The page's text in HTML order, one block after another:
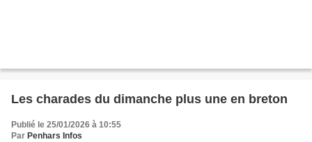
Les charades du dimanche plus une en breton
Publié le 25/01/2026 à 10:55
Par Penhars Infos